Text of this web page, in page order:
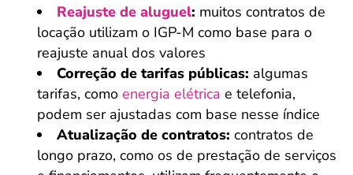
Reajuste de aluguel: muitos contratos de
locação utilizam o IGP-M como base para o
reajuste anual dos valores
Correção de tarifas públicas: algumas
tarifas, como energia elétrica e telefonia,
podem ser ajustadas com base nesse índice
Atualização de contratos: contratos de
longo prazo, como os de prestação de serviços